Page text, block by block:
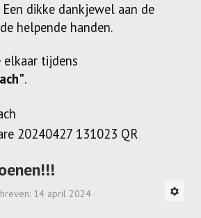
dikke dankjewel aan de
helpende handen.
elkaar tijdens
.
14 april 2024